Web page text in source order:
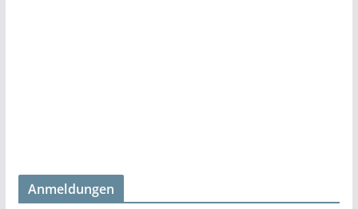
Anmeldungen